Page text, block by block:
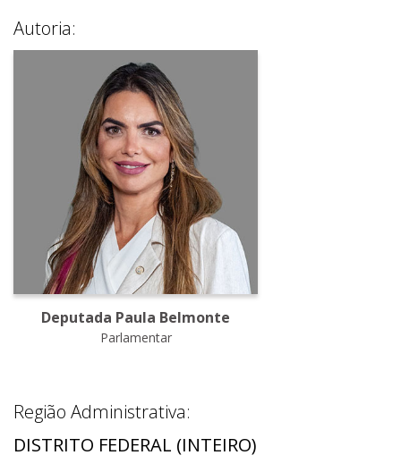
Autoria:
Deputada Paula Belmonte
Parlamentar
Região Administrativa:
DISTRITO FEDERAL (INTEIRO)